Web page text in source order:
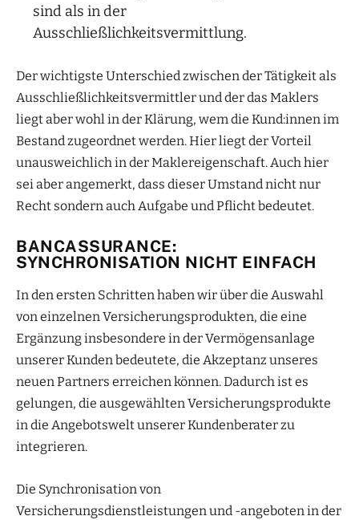
sind als in der
Ausschließlichkeitsvermittlung.
Der wichtigste Unterschied zwischen der Tätigkeit als
Ausschließlichkeitsvermittler und der das Maklers
liegt aber wohl in der Klärung, wem die Kund:innen im
Bestand zugeordnet werden. Hier liegt der Vorteil
unausweichlich in der Maklereigenschaft. Auch hier
sei aber angemerkt, dass dieser Umstand nicht nur
Recht sondern auch Aufgabe und Pflicht bedeutet.
BANCASSURANCE:
SYNCHRONISATION NICHT EINFACH
In den ersten Schritten haben wir über die Auswahl
von einzelnen Versicherungsprodukten, die eine
Ergänzung insbesondere in der Vermögensanlage
unserer Kunden bedeutete, die Akzeptanz unseres
neuen Partners erreichen können. Dadurch ist es
gelungen, die ausgewählten Versicherungsprodukte
in die Angebotswelt unserer Kundenberater zu
integrieren.
Die Synchronisation von
Versicherungsdienstleistungen und -angeboten in der